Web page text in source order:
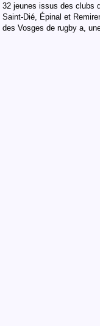
32 jeunes issus des clubs
Saint-Dié, Épinal et
des Vosges de rugby a,